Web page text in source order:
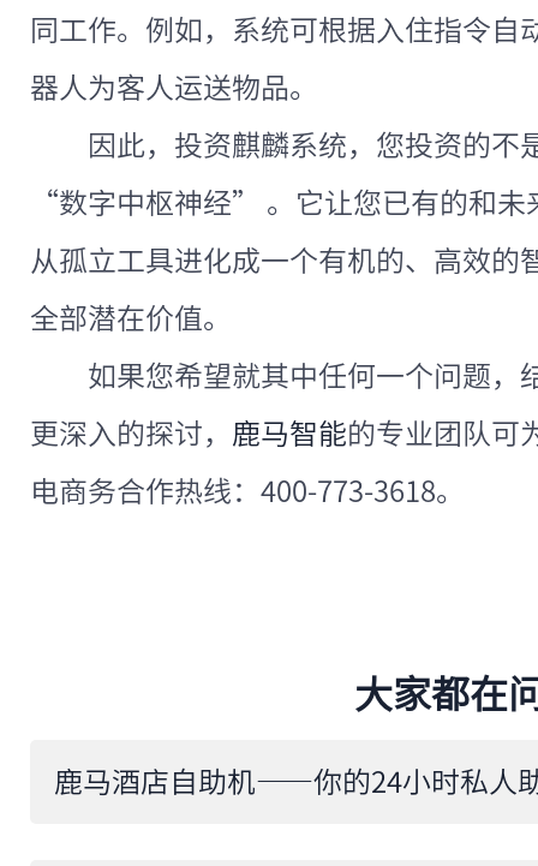
同工作。例如，系统可根据入住指令自
器人为客人运送物品。
因此，投资麒麟系统，您投资的不
“数字中枢神经” 。它让您已有的和未
从孤立工具进化成一个有机的、高效的
全部潜在价值。
如果您希望就其中任何一个问题，
更深入的探讨， 鹿马智能的专业团队可
电商务合作热线：400-773-3618。
大家都在
鹿马酒店自助机——你的24小时私人